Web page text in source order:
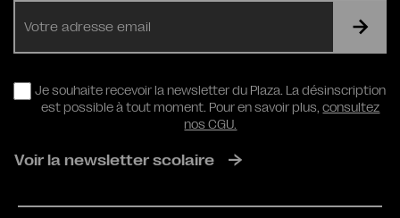
RGPD
Je souhaite recevoir la newsletter du Plaza. La désinscription
est possible à tout moment. Pour en savoir plus,consultez
nos CGU.
Voir la newsletter scolaire